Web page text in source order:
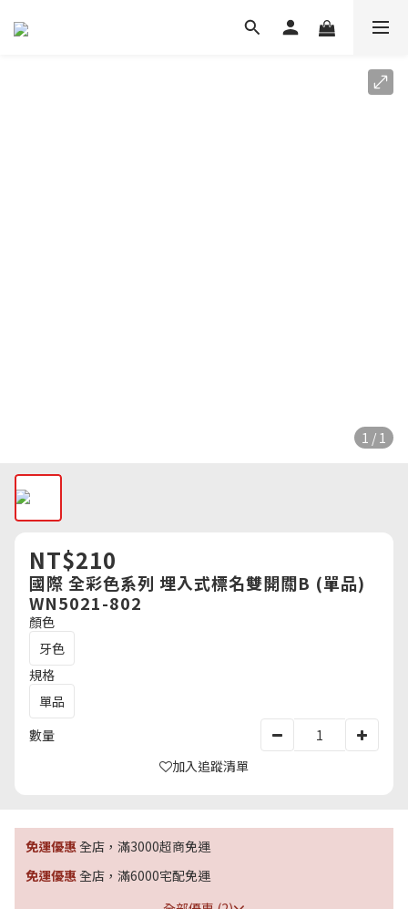
1 / 1
NT$210
國際 全彩色系列 埋入式標名雙開關B (單品)
WN5021-802
顏色
牙色
規格
單品
數量
加入追蹤清單
免運優惠全店，滿3000超商免運
免運優惠全店，滿6000宅配免運